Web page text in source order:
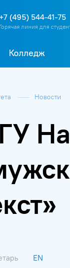
О
+7 (495) 544-41-75
Горячая линия для
Колледж
Новости
EN